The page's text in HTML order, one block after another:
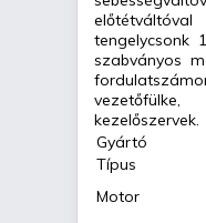
tengelycsonk
szabványos
kezelőszervek.
Gyártó
Típus
Motor